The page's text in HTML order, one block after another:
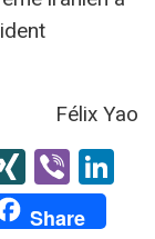
Félix Yao
XINGViber
Share